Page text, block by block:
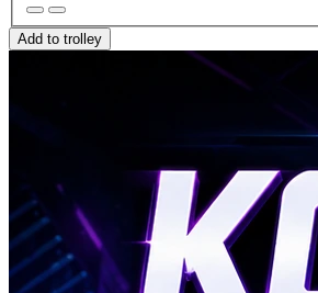
Add to trolley